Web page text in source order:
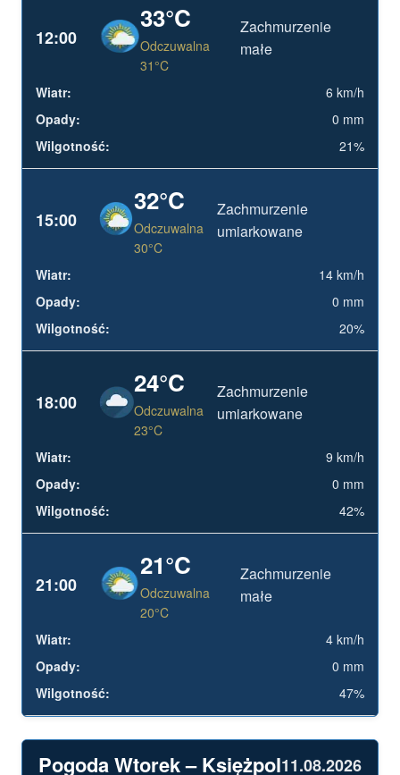
12:00
33°C
Odczuwalna
31°C
Zachmurzenie
małe
6 km/h
0 mm
21%
15:00
32°C
Odczuwalna
30°C
Zachmurzenie
umiarkowane
14 km/h
0 mm
20%
18:00
24°C
Odczuwalna
23°C
Zachmurzenie
umiarkowane
9 km/h
0 mm
42%
21:00
21°C
Odczuwalna
20°C
Zachmurzenie
małe
4 km/h
0 mm
47%
Pogoda Wtorek – Księżpol11.08.2026